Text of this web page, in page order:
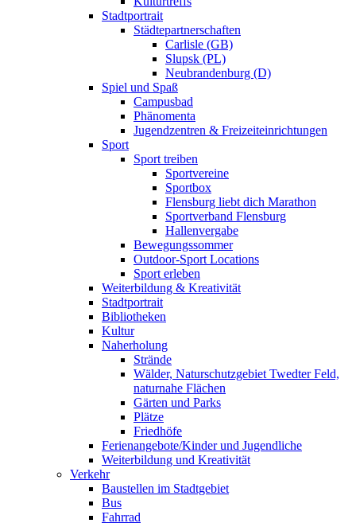
Stadtportrait
Städtepartnerschaften
Carlisle (GB)
Slupsk (PL)
Neubrandenburg (D)
Spiel und Spaß
Campusbad
Phänomenta
Jugendzentren & Freizeiteinrichtungen
Sport
Sport treiben
Sportvereine
Sportbox
Flensburg liebt dich Marathon
Sportverband Flensburg
Hallenvergabe
Bewegungssommer
Outdoor-Sport Locations
Sport erleben
Weiterbildung & Kreativität
Stadtportrait
Bibliotheken
Kultur
Naherholung
Strände
Wälder, Naturschutzgebiet Twedter Feld,
naturnahe Flächen
Gärten und Parks
Plätze
Friedhöfe
Ferienangebote/Kinder und Jugendliche
Weiterbildung und Kreativität
Verkehr
Baustellen im Stadtgebiet
Bus
Fahrrad